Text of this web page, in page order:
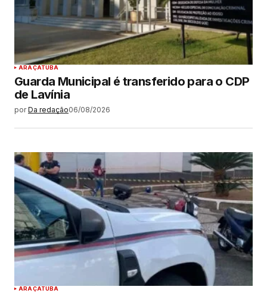
ARAÇATUBA
Guarda Municipal é transferido para o CDP
de Lavínia
por Da redação06/08/2026
ARAÇATUBA